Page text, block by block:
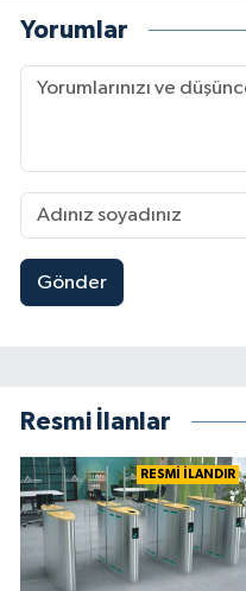
Yorumlar
Gönder
Resmi İlanlar
RESMİ İLANDIR